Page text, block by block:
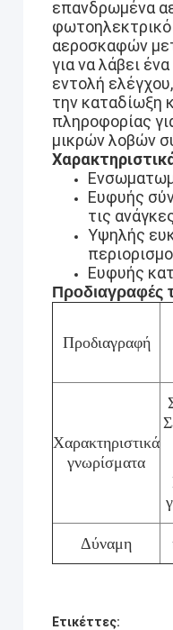
επανδρωμένα
φωτοηλεκτρικό
αεροσκαφών
για να λάβει
εντολή
την καταδίωξη
πληροφορίας
μικρών λοβών
Ευφυής
τις
Υψηλής
Ευφυής
Προδιαγραφές
Προδιαγραφή
Χαρακτηριστικά
γνωρίσματα
Δύναμη
Ετικέττες: